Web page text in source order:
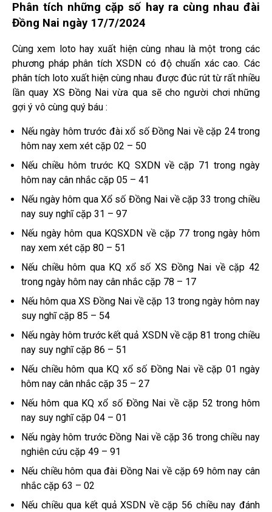
Phân tích những cặp số hay ra cùng nhau đài
Đồng Nai ngày 17/7/2024
Cùng xem loto hay xuất hiện cùng nhau là một trong các
phương pháp phân tích XSDN có độ chuẩn xác cao. Các
phân tích loto xuất hiện cùng nhau được đúc rút từ rất nhiều
lần quay XS Đồng Nai vừa qua sẽ cho người chơi những
gợi ý vô cùng quý báu :
Nếu ngày hôm trước đài xổ số Đồng Nai về cặp 24 trong
hôm nay xem xét cặp 02 – 50
Nếu chiều hôm trước KQ SXDN về cặp 71 trong ngày
hôm nay cân nhắc cặp 05 – 41
Nếu ngày hôm qua Xổ số Đồng Nai về cặp 33 trong chiều
nay suy nghĩ cặp 31 – 97
Nếu ngày hôm qua KQSXDN về cặp 77 trong ngày hôm
nay xem xét cặp 80 – 51
Nếu chiều hôm qua KQ xổ số XS Đồng Nai về cặp 42
trong ngày hôm nay cân nhắc cặp 78 – 17
Nếu hôm qua XS Đồng Nai về cặp 13 trong ngày hôm nay
suy nghĩ cặp 85 – 54
Nếu ngày hôm trước kết quả XSDN về cặp 81 trong chiều
nay suy nghĩ cặp 86 – 51
Nếu chiều hôm qua KQ xổ số Đồng Nai về cặp 01 ngày
hôm nay cân nhắc cặp 35 – 27
Nếu hôm qua KQ xổ số Đồng Nai về cặp 52 trong hôm
nay suy nghĩ cặp 04 – 01
Nếu ngày hôm trước Đồng Nai về cặp 36 trong chiều nay
nghiên cứu cặp 49 – 91
Nếu chiều hôm qua đài Đồng Nai về cặp 69 hôm nay cân
nhắc cặp 63 – 02
Nếu chiều qua kết quả XSDN về cặp 56 chiều nay đánh